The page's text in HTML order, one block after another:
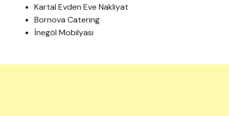
Kartal Evden Eve Nakliyat
Bornova Catering
İnegöl Mobilyası